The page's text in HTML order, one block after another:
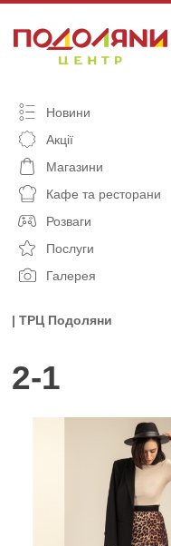
content
Новини
Акції
Магазини
Кафе та ресторани
Розваги
Послуги
Галерея
| ТРЦ Подоляни
2-1